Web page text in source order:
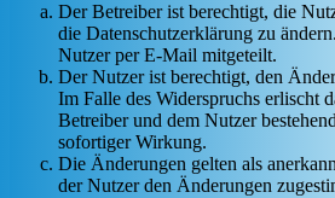
Der Betreiber ist berechtigt, die
die Datenschutzerklärung zu
Nutzer per E-Mail mitgeteilt.
Der Nutzer ist berechtigt, den
Im Falle des Widerspruchs erlischt
Betreiber und dem Nutzer
sofortiger Wirkung.
Die Änderungen gelten als
der Nutzer den Änderungen